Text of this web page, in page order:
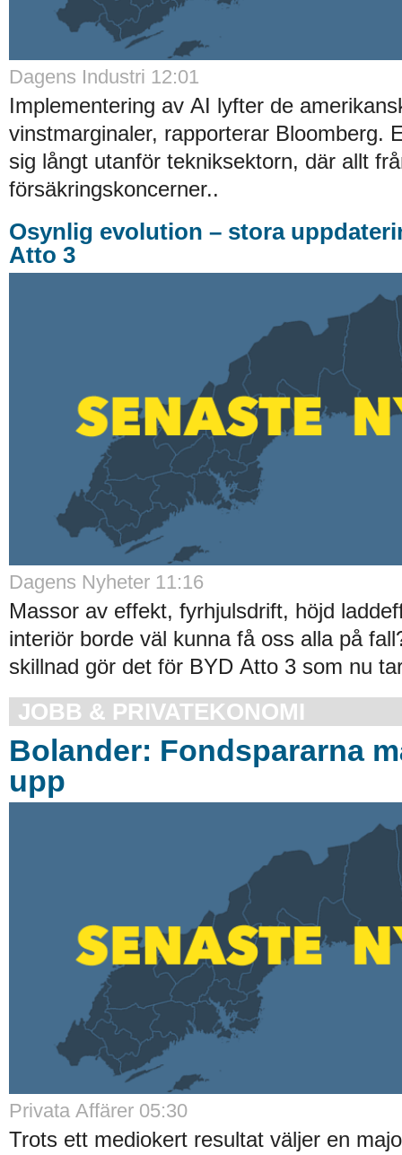
Dagens Industri 12:01
Implementering av AI lyfter de
vinstmarginaler, rapporterar Bloomberg.
sig långt utanför tekniksektorn, där allt
försäkringskoncerner..
Osynlig evolution – stora
Atto 3
Dagens Nyheter 11:16
Massor av effekt, fyrhjulsdrift, höjd
interiör borde väl kunna få oss alla på
skillnad gör det för BYD Atto 3 som nu
JOBB & PRIVATEKONOMI
Bolander: Fondspararna
upp
Privata Affärer 05:30
Trots ett mediokert resultat väljer en